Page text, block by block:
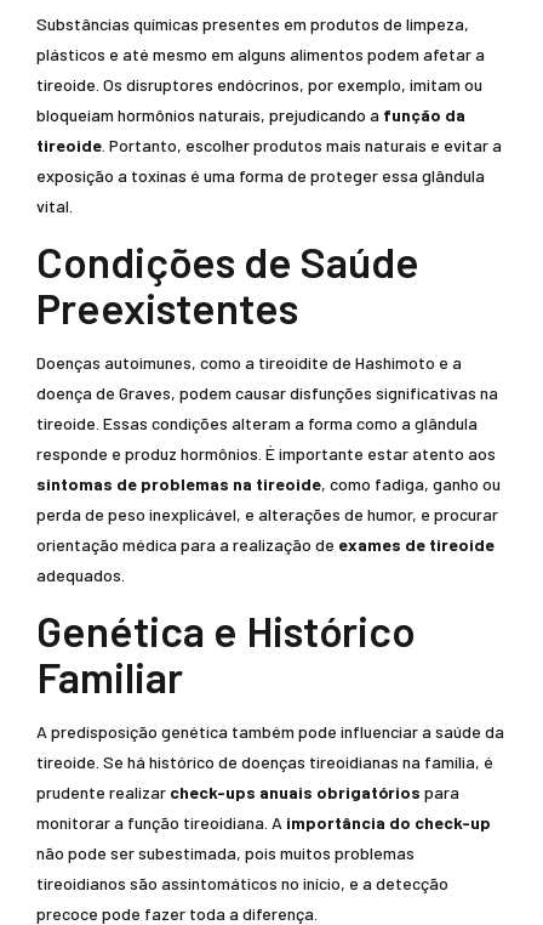
Substâncias químicas presentes em produtos de limpeza,
plásticos e até mesmo em alguns alimentos podem afetar a
tireoide. Os disruptores endócrinos, por exemplo, imitam ou
bloqueiam hormônios naturais, prejudicando a função da
tireoide . Portanto, escolher produtos mais naturais e evitar a
exposição a toxinas é uma forma de proteger essa glândula
vital.
Condições de Saúde
Preexistentes
Doenças autoimunes, como a tireoidite de Hashimoto e a
doença de Graves, podem causar disfunções significativas na
tireoide. Essas condições alteram a forma como a glândula
responde e produz hormônios. É importante estar atento aos
sintomas de problemas na tireoide, como fadiga, ganho ou
perda de peso inexplicável, e alterações de humor, e procurar
orientação médica para a realização de exames de tireoide
adequados.
Genética e Histórico
Familiar
A predisposição genética também pode influenciar a saúde da
tireoide. Se há histórico de doenças tireoidianas na família, é
prudente realizar check-ups anuais obrigatórios para
monitorar a função tireoidiana. A importância do check-up
não pode ser subestimada, pois muitos problemas
tireoidianos são assintomáticos no início, e a detecção
precoce pode fazer toda a diferença.